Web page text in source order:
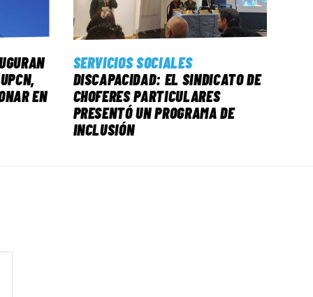
EN
SERVICIOS SOCIALES
DISCAPACIDAD: EL SINDICATO DE
CHOFERES PARTICULARES
PRESENTÓ UN PROGRAMA DE
INCLUSIÓN